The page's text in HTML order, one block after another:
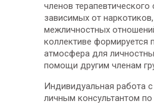
членов
зависимых от
межличностных
коллективе формируется
атмосфера для
помощи другим членам
Индивидуальная работа
личным консультантом